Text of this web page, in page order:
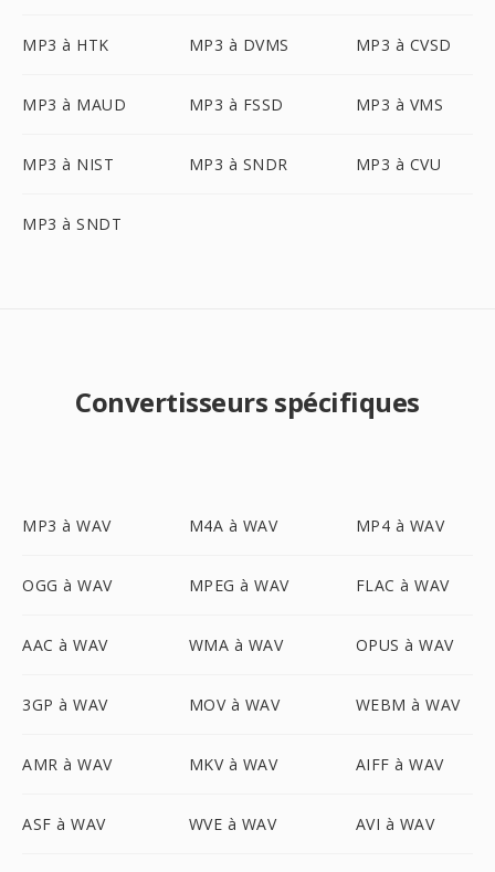
MP3 à HTK MP3 à DVMS MP3 à CVSD
MP3 à MAUD MP3 à FSSD MP3 à VMS
MP3 à NIST MP3 à SNDR MP3 à CVU
MP3 à SNDT
Convertisseurs spécifiques
MP3 à WAV M4A à WAV MP4 à WAV
OGG à WAV MPEG à WAV FLAC à WAV
AAC à WAV WMA à WAV OPUS à WAV
3GP à WAV MOV à WAV WEBM à WAV
AMR à WAV MKV à WAV AIFF à WAV
ASF à WAV WVE à WAV AVI à WAV